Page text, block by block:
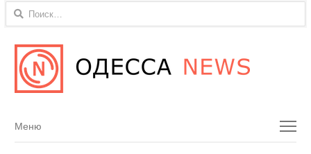
Найти:
Menu
Меню